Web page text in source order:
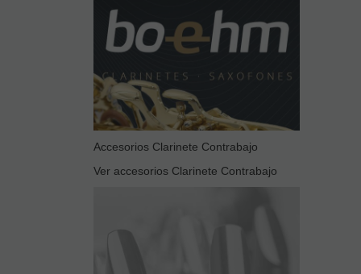
Accesorios Clarinete Contrabajo
Ver accesorios Clarinete Contrabajo